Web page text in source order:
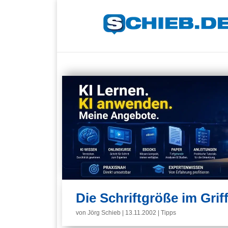
Die Schriftgröße im Griff
von Jörg Schieb 13.11.2002 Tipps